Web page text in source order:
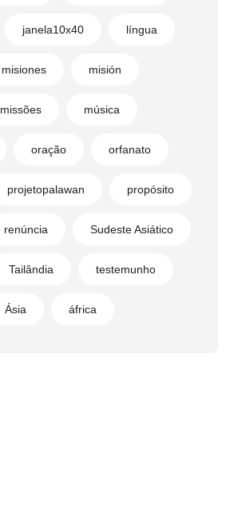
janela10x40 língua
misiones misión
missões música
oração orfanato
projetopalawan propósito
renúncia Sudeste Asiático
Tailândia testemunho
Ásia áfrica